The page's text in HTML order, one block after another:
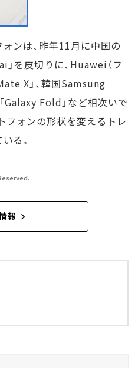
ンは、昨年11月に中国の
を皮切りに、Huawei（フ
X」、韓国Samsung
Galaxy Fold」など相次いで
フォンの形状を変えるトレ
る。
報